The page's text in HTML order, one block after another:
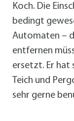
Koch. Die
bedingt
Automaten –
entfernen
ersetzt. Er hat
Teich und
sehr gerne